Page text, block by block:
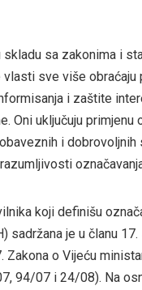
sa zakonima i
sve više
i zaštite
Oni uključuju
i
koji definišu
je u članu
o Vijeću
94/07 i 24/08). Na